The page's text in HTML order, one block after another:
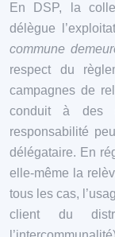
En DSP, la
délègue
commune
respect du
campagnes de
conduit à des
responsabilité
délégataire. En
elle-même la
tous les cas,
client du